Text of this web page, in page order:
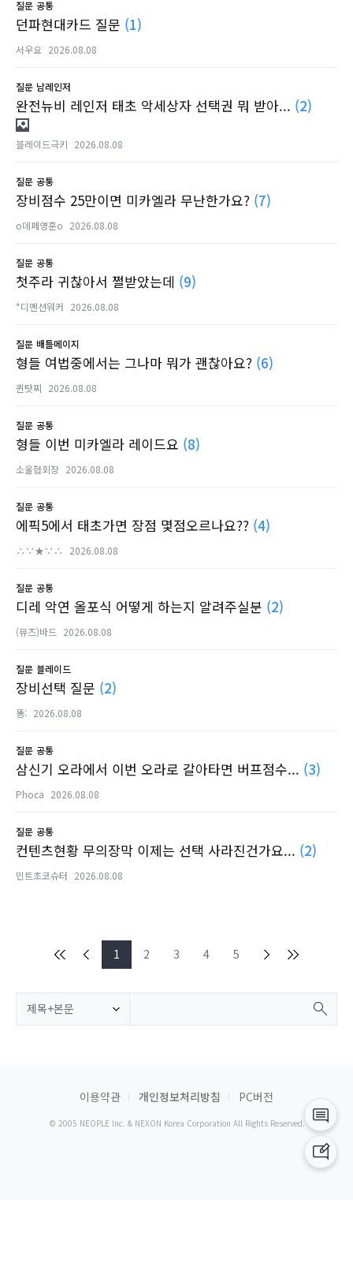
질문 공통
던파현대카드 질문 (1)
서우요 2026.08.08
질문 남레인저
완전뉴비 레인저 태초 악세상자 선택권 뭐 받아... (2)
블레이드극키 2026.08.08
질문 공통
장비점수 25만이면 미카엘라 무난한가요? (7)
o데페영훈o 2026.08.08
질문 공통
첫주라 귀찮아서 쩔받았는데 (9)
*디멘션워커 2026.08.08
질문 배틀메이지
형들 여법중에서는 그나마 뭐가 괜찮아요? (6)
퀸탓찌 2026.08.08
질문 공통
형들 이번 미카엘라 레이드요 (8)
소울협회장 2026.08.08
질문 공통
에픽5에서 태초가면 장점 몇점오르나요?? (4)
∴∵★∵∴ 2026.08.08
질문 공통
디레 악연 올포식 어떻게 하는지 알려주실분 (2)
(뮤즈)바드 2026.08.08
질문 블레이드
장비선택 질문 (2)
똥: 2026.08.08
질문 공통
삼신기 오라에서 이번 오라로 갈아타면 버프점수... (3)
Phoca 2026.08.08
질문 공통
컨텐츠현황 무의장막 이제는 선택 사라진건가요... (2)
민트초코슈터 2026.08.08
1 2 3 4 5
제목+본문
이용약관 개인정보처리방침 PC버전
© 2005 NEOPLE Inc. & NEXON Korea Corporation All Rights Reserved.